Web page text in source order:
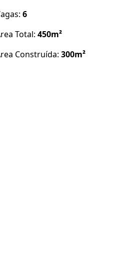
corretores!
6
Total:450m²
Construída:300m²